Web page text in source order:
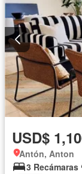
USD$
Antón, Anton
3 Recámaras